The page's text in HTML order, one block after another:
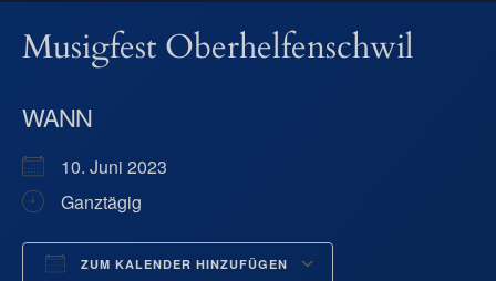
Musigfest Oberhelfenschwil
WANN
10. Juni 2023
Ganztägig
ZUM KALENDER HINZUFÜGEN